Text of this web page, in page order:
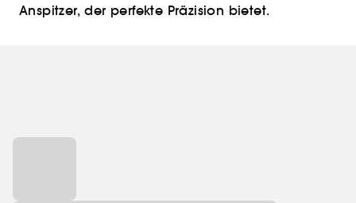
Anspitzer, der perfekte Präzision bietet.